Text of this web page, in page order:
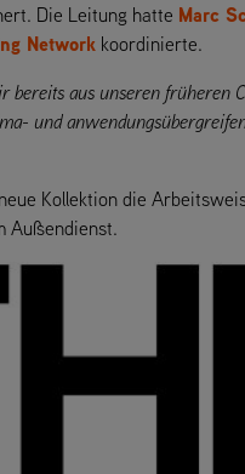
Die Leitung hatte Marc
Network koordinierte.
bereits aus unseren früheren
und
Kollektion die
Außendienst.